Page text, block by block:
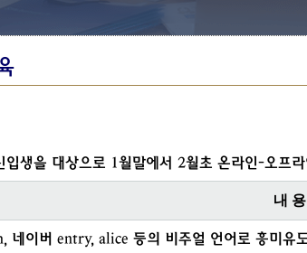
입생을 대상으로 1월말에서 2월초 온라인-오프
내 용
네이버 entry, alice 등의 비주얼 언어로 흥미유